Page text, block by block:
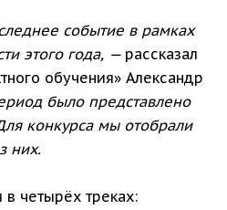
событие в рамках
этого года, — рассказал
обучения» Александр
было представлено
конкурса мы отобрали
них.
четырёх треках: